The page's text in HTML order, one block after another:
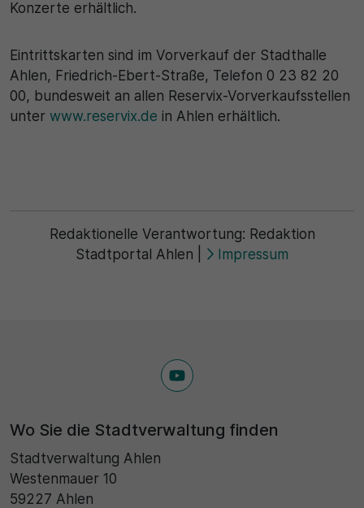
Konzerte erhältlich.
Eintrittskarten sind im Vorverkauf der Stadthalle
Ahlen, Friedrich-Ebert-Straße, Telefon 0 23 82 20
00, bundesweit an allen Reservix-Vorverkaufsstellen
unter www.reservix.de in Ahlen erhältlich.
Redaktionelle Verantwortung: Redaktion
Stadtportal Ahlen
Impressum
Wo Sie die Stadtverwaltung finden
Stadtverwaltung Ahlen
Westenmauer 10
59227 Ahlen